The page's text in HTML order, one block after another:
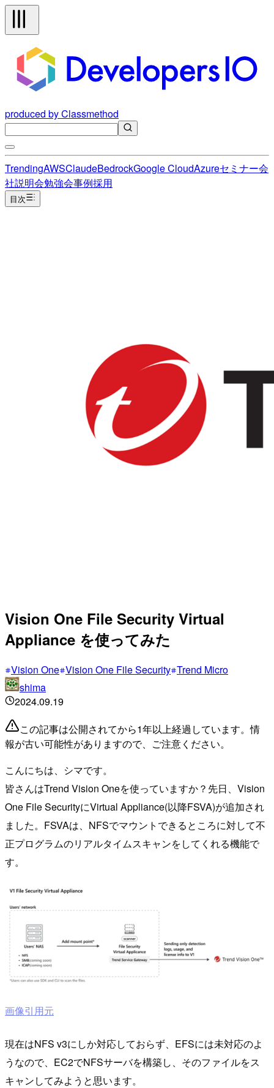
produced by Classmethod
TrendingAWSClaudeBedrockGoogle CloudAzureセミナー会
社説明会勉強会事例採用
目次
Vision One File Security Virtual
Appliance を使ってみた
Vision One Vision One File Security Trend Micro
shima
2024.09.19
この記事は公開されてから1年以上経過しています。情
報が古い可能性がありますので、ご注意ください。
こんにちは、シマです。
皆さんはTrend Vision Oneを使っていますか？先日、Vision
One File SecurityにVirtual Appliance(以降FSVA)が追加され
ました。FSVAは、NFSでマウントできるところに対して不
正プログラムのリアルタイムスキャンをしてくれる機能で
す。
画像引用元
現在はNFS v3にしか対応しておらず、EFSには未対応のよ
うなので、EC2でNFSサーバを構築し、そのファイルをス
キャンしてみようと思います。